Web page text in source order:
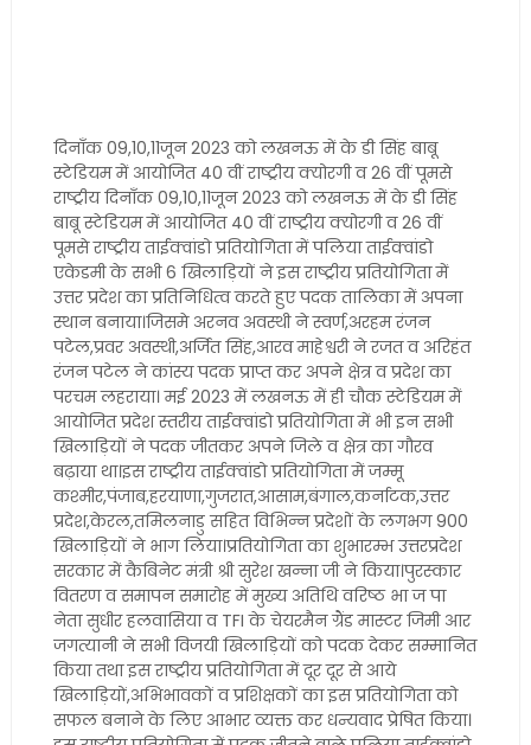
दिनाँक 09,10,11जून 2023 को लखनऊ में के डी सिंह बाबू
स्टेडियम में आयोजित 40 वीं राष्ट्रीय क्योरगी व 26 वीं पूमसे
राष्ट्रीय दिनाँक 09,10,11जून 2023 को लखनऊ में के डी सिंह
बाबू स्टेडियम में आयोजित 40 वीं राष्ट्रीय क्योरगी व 26 वीं
पूमसे राष्ट्रीय ताईक्वांडो प्रतियोगिता में पलिया ताईक्वांडो
एकेडमी के सभी 6 खिलाड़ियों ने इस राष्ट्रीय प्रतियोगिता में
उत्तर प्रदेश का प्रतिनिधित्व करते हुए पदक तालिका में अपना
स्थान बनाया।जिसमे अरनव अवस्थी ने स्वर्ण,अरहम रंजन
पटेल,प्रवर अवस्थी,अर्जित सिंह,आरव माहेश्वरी ने रजत व अरिहंत
रंजन पटेल ने कांस्य पदक प्राप्त कर अपने क्षेत्र व प्रदेश का
परचम लहराया। मई 2023 में लखनऊ में ही चौक स्टेडियम में
आयोजित प्रदेश स्तरीय ताईक्वांडो प्रतियोगिता में भी इन सभी
खिलाड़ियों ने पदक जीतकर अपने जिले व क्षेत्र का गौरव
बढ़ाया था।इस राष्ट्रीय ताईक्वांडो प्रतियोगिता में जम्मू
कश्मीर,पंजाब,हरयाणा,गुजरात,आसाम,बंगाल,कर्नाटक,उत्तर
प्रदेश,केरल,तमिलनाडु सहित विभिन्न प्रदेशों के लगभग 900
खिलाड़ियों ने भाग लिया।प्रतियोगिता का शुभारम्भ उत्तरप्रदेश
सरकार में कैबिनेट मंत्री श्री सुरेश खन्ना जी ने किया।पुरस्कार
वितरण व समापन समारोह में मुख्य अतिथि वरिष्ठ भा ज पा
नेता सुधीर हलवासिया व TFI के चेयरमैन ग्रैंड मास्टर जिमी आर
जगत्यानी ने सभी विजयी खिलाड़ियों को पदक देकर सम्मानित
किया तथा इस राष्ट्रीय प्रतियोगिता में दूर दूर से आये
खिलाड़ियों,अभिभावकों व प्रशिक्षकों का इस प्रतियोगिता को
सफल बनाने के लिए आभार व्यक्त कर धन्यवाद प्रेषित किया।